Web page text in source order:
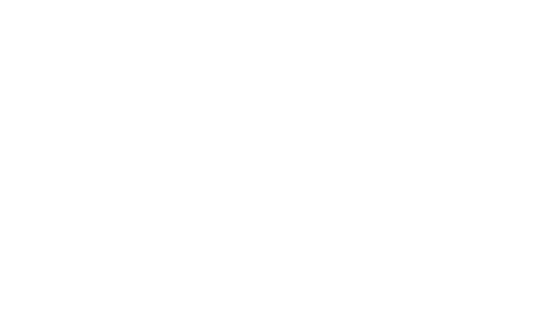
son GRATIS y puedes realizarlos